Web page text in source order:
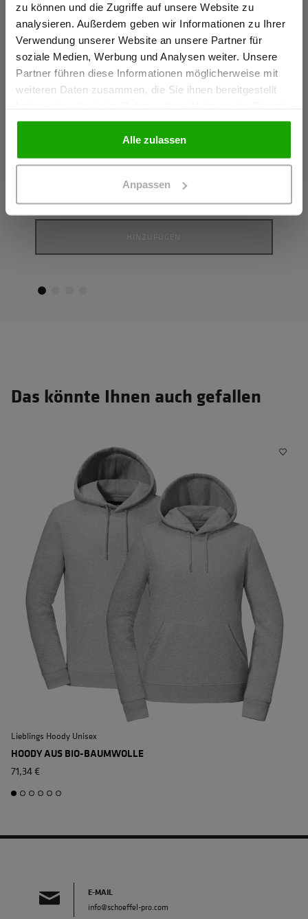
zu können und die Zugriffe auf unsere Website zu
analysieren. Außerdem geben wir Informationen zu Ihrer
Verwendung unserer Website an unsere Partner für
soziale Medien, Werbung und Analysen weiter. Unsere
Partner führen diese Informationen möglicherweise mit
weiteren Daten zusammen, die Sie ihnen bereitgestellt
gesammelt haben.
Alle zulassen
Anpassen
59,44 €
HINZUFÜGEN
T-
Das könnte Ihnen auch gefallen
Lieblings Hoody Unisex
HOODY AUS BIO-BAUMWOLLE
71,34 €
E-MAIL
info@schoeffel-pro.com
Ich bestätige, dass ich Gewerbetreibender bin. Alle
Preise werden netto ausgewiesen.